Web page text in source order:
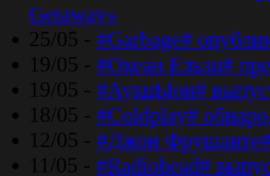
Getaway»
25/05 - #Garbage#
19/05 - #Океан Ельзи#
19/05 - #АукцЫон#
18/05 - #Coldplay#
12/05 - #Джон
11/05 - #Radiohead#